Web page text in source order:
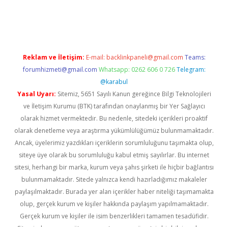
Reklam ve İletişim: E-mail: backlinkpaneli@gmail.com Teams:
forumhizmeti@gmail.com Whatsapp: 0262 606 0 726 Telegram:
@karabul
Yasal Uyarı: Sitemiz, 5651 Sayılı Kanun gereğince Bilgi Teknolojileri
ve İletişim Kurumu (BTK) tarafından onaylanmış bir Yer Sağlayıcı
olarak hizmet vermektedir. Bu nedenle, sitedeki içerikleri proaktif
olarak denetleme veya araştırma yükümlülüğümüz bulunmamaktadır.
Ancak, üyelerimiz yazdıkları içeriklerin sorumluluğunu taşımakta olup,
siteye üye olarak bu sorumluluğu kabul etmiş sayılırlar. Bu internet
sitesi, herhangi bir marka, kurum veya şahıs şirketi ile hiçbir bağlantısı
bulunmamaktadır. Sitede yalnızca kendi hazırladığımız makaleler
paylaşılmaktadır. Burada yer alan içerikler haber niteliği taşımamakta
olup, gerçek kurum ve kişiler hakkında paylaşım yapılmamaktadır.
Gerçek kurum ve kişiler ile isim benzerlikleri tamamen tesadüfidir.